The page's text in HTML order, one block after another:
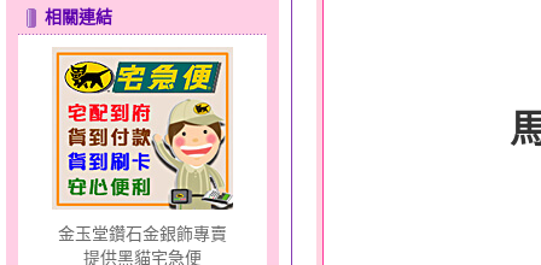
相關連結
金玉堂鑽石金銀飾專賣
提供黑貓宅急便